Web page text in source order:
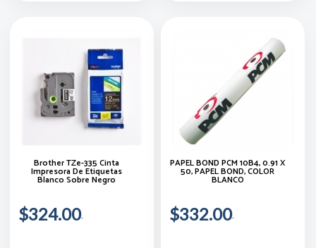
Brother TZe-335 Cinta
Impresora De Etiquetas
Blanco Sobre Negro
$324.00
PAPEL BOND PCM 10B4, 0.91 X
50, PAPEL BOND, COLOR
BLANCO
$332.00